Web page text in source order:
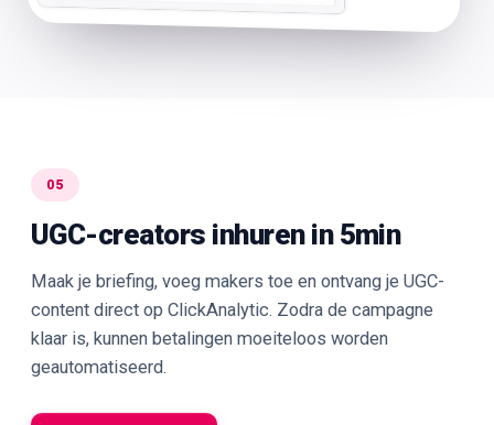
05
UGC-creators inhuren in 5min
Maak je briefing, voeg makers toe en ontvang je UGC-
content direct op ClickAnalytic. Zodra de campagne
klaar is, kunnen betalingen moeiteloos worden
geautomatiseerd.